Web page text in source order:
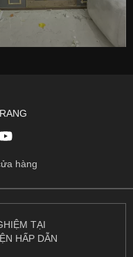
hàng
TẠI
HẤP DẪN